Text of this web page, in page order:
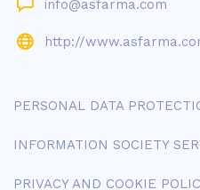
info@asfarma.com
http://
PERSONAL DATA
INFORMATION SOCIETY
PRIVACY AND COOKIE